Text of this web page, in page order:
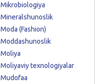
Mikrobiologiya
Mineralshunoslik
Moda (Fashion)
Moddashunoslik
Moliya
Moliyaviy texnologiyalar
Mudofaa